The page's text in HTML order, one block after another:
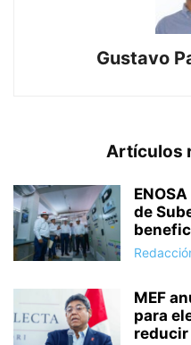
Gustavo
Artículos
de
MEF
para
reducir